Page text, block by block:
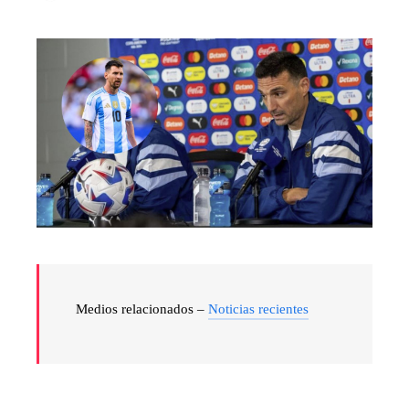
Medios relacionados – Noticias recientes